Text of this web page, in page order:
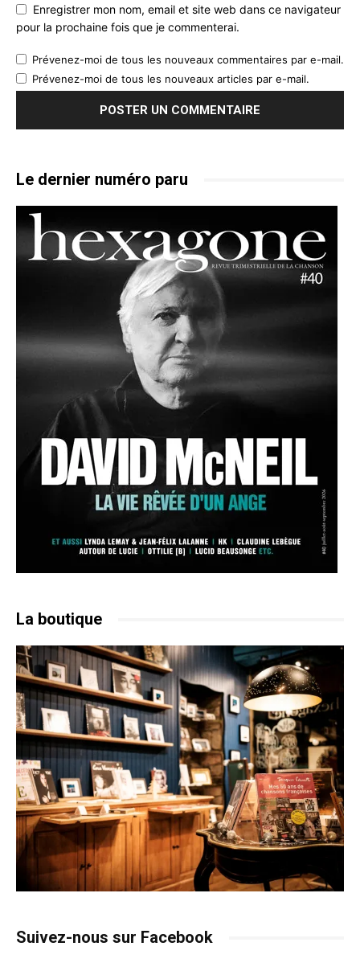
Enregistrer mon nom, email et site web dans ce navigateur
pour la prochaine fois que je commenterai.
Prévenez-moi de tous les nouveaux commentaires par e-mail.
Prévenez-moi de tous les nouveaux articles par e-mail.
Le dernier numéro paru
La boutique
Suivez-nous sur Facebook